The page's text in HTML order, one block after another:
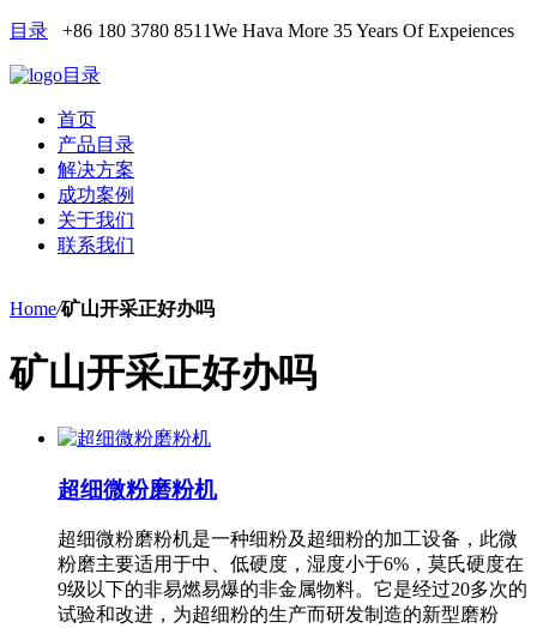
目录 +86 180 3780 8511We Hava More 35 Years Of Expeiences
目录
首页
产品目录
解决方案
成功案例
关于我们
联系我们
Home/矿山开采正好办吗
矿山开采正好办吗
超细微粉磨粉机
超细微粉磨粉机是一种细粉及超细粉的加工设备，此微
粉磨主要适用于中、低硬度，湿度小于6%，莫氏硬度在
9级以下的非易燃易爆的非金属物料。它是经过20多次的
试验和改进，为超细粉的生产而研发制造的新型磨粉